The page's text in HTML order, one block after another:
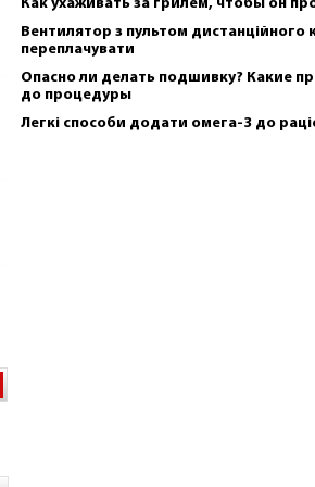
Как ухаживать за грилем, чтобы он
Вентилятор з пультом дистанційного
переплачувати
Опасно ли делать подшивку? Какие
до процедуры
Легкі способи додати омега-3 до